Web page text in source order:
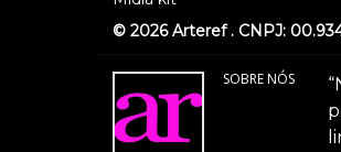
© 2026 Arteref . CNPJ:
SOBRE NÓS